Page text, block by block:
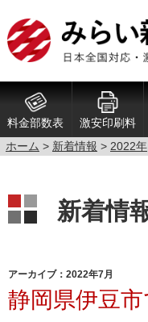
料金部数表 激安印刷料
ホーム > 新着情報 > 2022年
新着情
アーカイブ：2022年7月
静岡県伊豆